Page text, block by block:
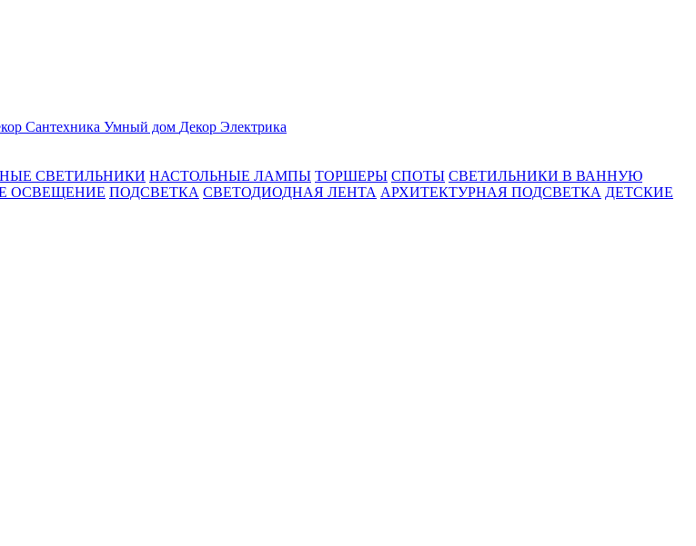
Сантехника Умный дом Декор Электрика
СВЕТИЛЬНИКИ НАСТОЛЬНЫЕ ЛАМПЫ ТОРШЕРЫ СПОТЫ СВЕТИЛЬНИКИ В ВАННУЮ
ОСВЕЩЕНИЕ ПОДСВЕТКА СВЕТОДИОДНАЯ ЛЕНТА АРХИТЕКТУРНАЯ ПОДСВЕТКА ДЕТСКИЕ